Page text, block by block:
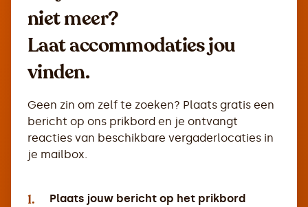
niet meer?
Laat accommodaties jou
vinden.
Geen zin om zelf te zoeken? Plaats gratis een
bericht op ons prikbord en je ontvangt
reacties van beschikbare vergaderlocaties in
je mailbox.
1.
Plaats jouw bericht op het prikbord